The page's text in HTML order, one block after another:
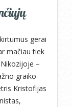
gerai
mačiau tiek
–
graiko
Kristofijas